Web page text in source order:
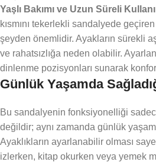
Yaşlı Bakımı ve Uzun Süreli
kısmını tekerlekli sandalyede
şeyden önemlidir. Ayakların sürekli
ve rahatsızlığa neden olabilir.
dinlenme pozisyonları sunarak
Günlük Yaşamda
Bu sandalyenin fonksiyonelliği
değildir; aynı zamanda günlük yaşam
Ayaklıkların ayarlanabilir olması
izlerken, kitap okurken veya yemek